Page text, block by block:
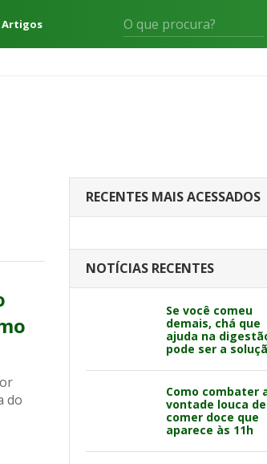
Artigos
do
RECENTES MAIS ACESSADOS
NOTÍCIAS RECENTES
Se você comeu
demais, chá que
ajuda na
pode ser a
Como combater
vontade louca de
comer doce que
aparece às 11h